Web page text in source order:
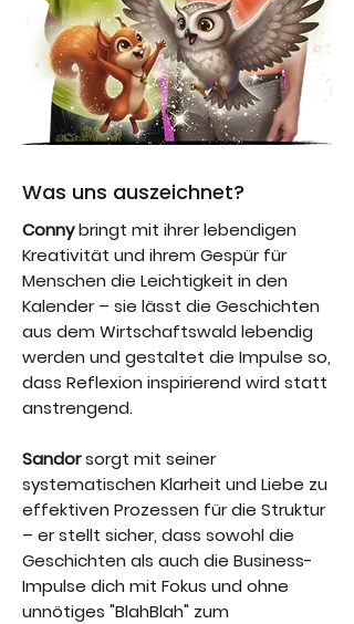
Was uns auszeichnet?
Connybringt mit ihrer lebendigen
Kreativität und ihrem Gespür für
Menschen die Leichtigkeit in den
Kalender – sie lässt die Geschichten
aus dem Wirtschaftswald lebendig
werden und gestaltet die Impulse so,
dass Reflexion inspirierend wird statt
anstrengend.
Sandorsorgt mit seiner
systematischen Klarheit und Liebe zu
effektiven Prozessen für die Struktur
– er stellt sicher, dass sowohl die
Geschichten als auch die Business-
Impulse dich mit Fokus und ohne
unnötiges "BlahBlah" zum